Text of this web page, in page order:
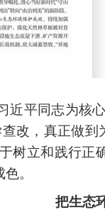
近平同志为核
改，真正做
树立和践行
。
把生态